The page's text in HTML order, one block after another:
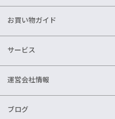
お買い物ガイド
サービス
運営会社情報
ブログ